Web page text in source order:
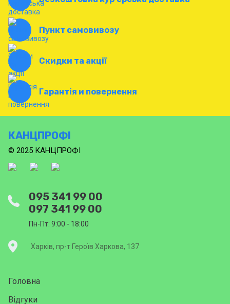
Пункт самовивозу
Скидки та акції
Гарантія и повернення
КАНЦПРОФІ
© 2025 КАНЦПРОФІ
095 341 99 00
097 341 99 00
Пн-Пт: 9:00 - 18:00
Харків, пр-т Героїв Харкова, 137
Головна
Відгуки